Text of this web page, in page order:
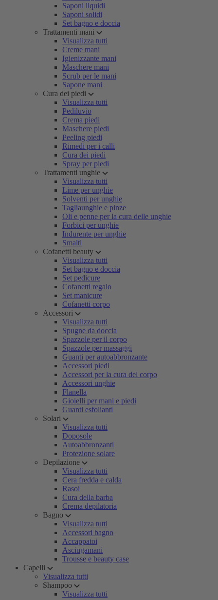
Saponi liquidi
Saponi solidi
Set bagno e doccia
Trattamenti mani
Visualizza tutti
Creme mani
Igienizzante mani
Maschere mani
Scrub per le mani
Sapone mani
Cura dei piedi
Visualizza tutti
Pediluvio
Crema piedi
Maschere piedi
Peeling piedi
Rimedi per i calli
Cura dei piedi
Spray per piedi
Trattamenti unghie
Visualizza tutti
Lime per unghie
Solventi per unghie
Tagliaunghie e pinze
Oli e penne per la cura delle unghie
Forbici per unghie
Indurente per unghie
Smalti
Cofanetti beauty
Visualizza tutti
Set bagno e doccia
Set pedicure
Cofanetti regalo
Set manicure
Cofanetti corpo
Accessori
Visualizza tutti
Spugne da doccia
Spazzole per il corpo
Spazzole per massaggi
Guanti per autoabbronzante
Accessori piedi
Accessori per la cura del corpo
Accessori unghie
Flanella
Gioielli per mani e piedi
Guanti esfolianti
Solari
Visualizza tutti
Doposole
Autoabbronzanti
Protezione solare
Depilazione
Visualizza tutti
Cera fredda e calda
Rasoi
Cura della barba
Crema depilatoria
Bagno
Visualizza tutti
Accessori bagno
Accappatoi
Asciugamani
Trousse e beauty case
Capelli
Visualizza tutti
Shampoo
Visualizza tutti